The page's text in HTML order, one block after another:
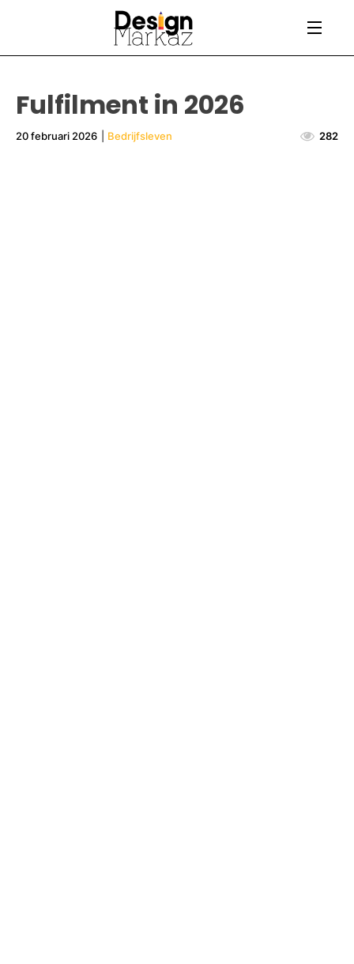
Fulfilment in 2026
20 februari 2026 Bedrijfsleven 282